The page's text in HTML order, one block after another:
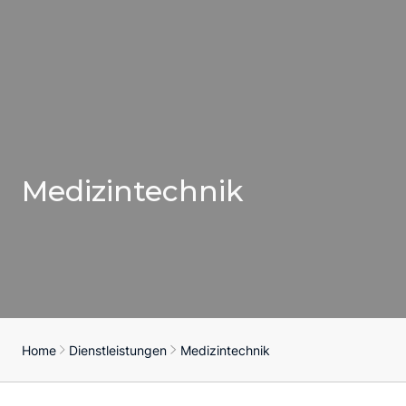
Medizintechnik
Home Dienstleistungen Medizintechnik